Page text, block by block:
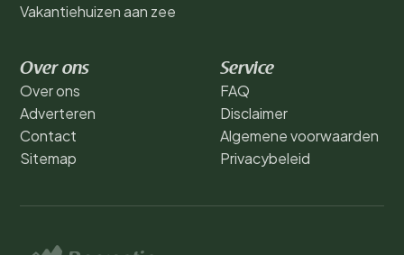
Vakantiehuizen aan zee
Over ons
Over ons
Adverteren
Contact
Sitemap
Service
FAQ
Disclaimer
Algemene voorwaarden
Privacybeleid